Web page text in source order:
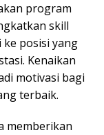
program
skill
posisi yang
Kenaikan
motivasi bagi
terbaik.
memberikan